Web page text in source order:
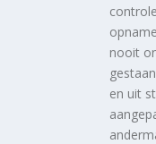
nooit
en uit